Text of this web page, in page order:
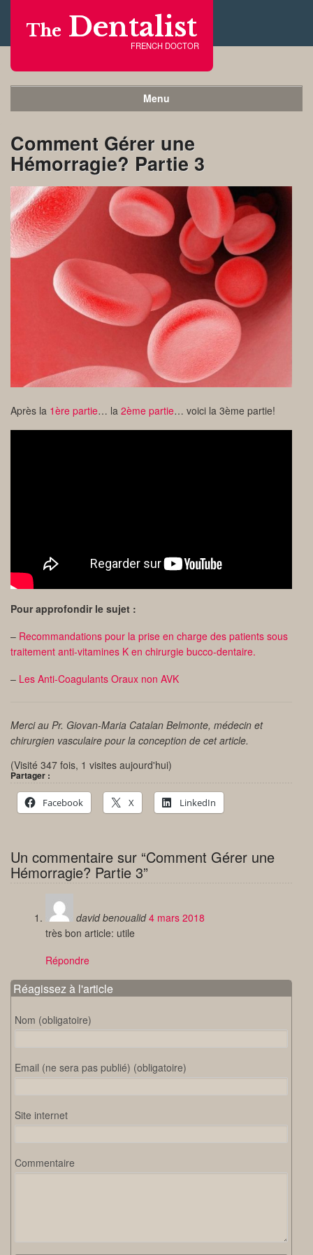
The Dentalist
FRENCH DOCTOR
Menu
Comment Gérer une
Hémorragie? Partie 3
Après la 1ère partie… la 2ème partie… voici la 3ème partie!
Pour approfondir le sujet :
– Recommandations pour la prise en charge des patients sous
traitement anti-vitamines K en chirurgie bucco-dentaire.
– Les Anti-Coagulants Oraux non AVK
Merci au Pr. Giovan-Maria Catalan Belmonte, médecin et
chirurgien vasculaire pour la conception de cet article.
(Visité 347 fois, 1 visites aujourd'hui)
Partager :
Facebook X LinkedIn
Un commentaire sur “Comment Gérer une
Hémorragie? Partie 3”
david benoualid 4 mars 2018
très bon article: utile
Répondre
Réagissez à l'article
Nom (obligatoire)
Email (ne sera pas publié) (obligatoire)
Site internet
Commentaire